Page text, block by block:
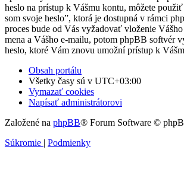
heslo na prístup k Vášmu kontu, môžete
som svoje heslo”, ktorá je dostupná v rámci
proces bude od Vás vyžadovať vloženie
mena a Vášho e-mailu, potom phpBB softvér
heslo, ktoré Vám znovu umožní prístup k
Obsah portálu
Všetky časy sú v UTC+03:00
Vymazať cookies
Napísať administrátorovi
Založené na phpBB® Forum Software ©
Súkromie | Podmienky